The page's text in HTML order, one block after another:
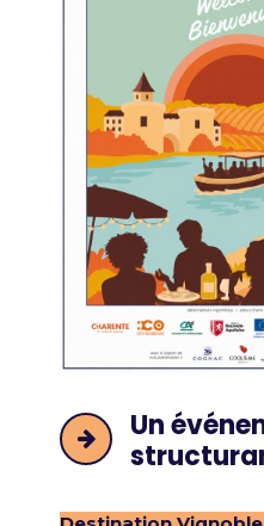
Un